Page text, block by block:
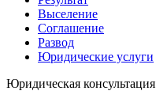
Выселение
Соглашение
Развод
Юридические услуги
Юридическая консультация